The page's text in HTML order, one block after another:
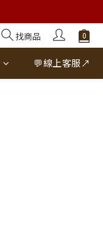
找商品
💬線上客服↗